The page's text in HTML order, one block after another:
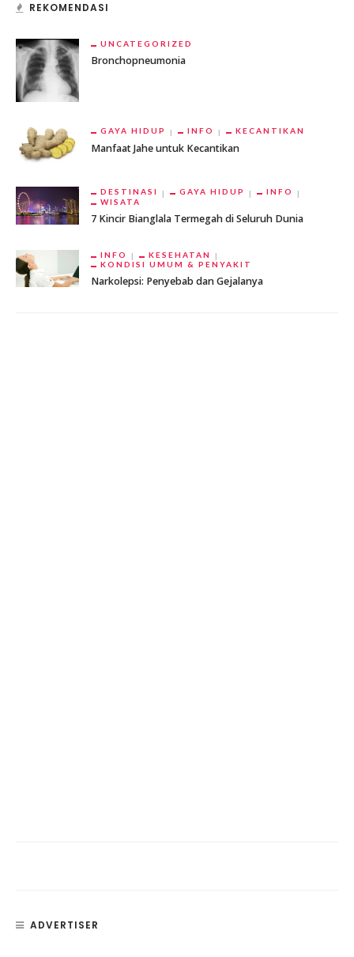
REKOMENDASI
UNCATEGORIZED
Bronchopneumonia
GAYA HIDUP INFO KECANTIKAN
Manfaat Jahe untuk Kecantikan
DESTINASI GAYA HIDUP
INFO
WISATA
7 Kincir Bianglala Termegah di Seluruh Dunia
INFO
KESEHATAN
KONDISI UMUM & PENYAKIT
Narkolepsi: Penyebab dan Gejalanya
ADVERTISER